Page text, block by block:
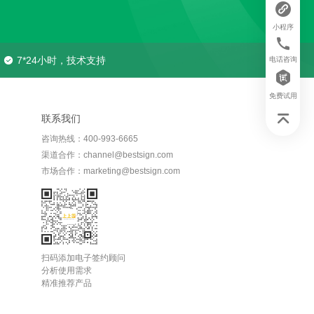
7*24小时，技术支持
联系我们
咨询热线：400-993-6665
渠道合作：channel@bestsign.com
市场合作：marketing@bestsign.com
扫码添加电子签约顾问
分析使用需求
精准推荐产品
小程序
电话咨询
免费试用